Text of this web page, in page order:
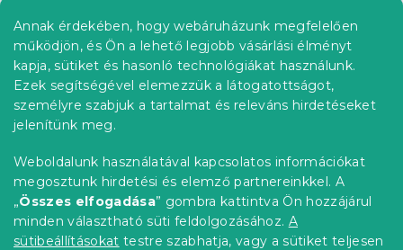
Annak érdekében, hogy webáruházunk megfelelően
működjön, és Ön a lehető legjobb vásárlási élményt
kapja, sütiket és hasonló technológiákat használunk.
Ezek segítségével elemezzük a látogatottságot,
személyre szabjuk a tartalmat és releváns hirdetéseket
jelenítünk meg.
Weboldalunk használatával kapcsolatos információkat
megosztunk hirdetési és elemző partnereinkkel. A
„Összes elfogadása” gombra kattintva Ön hozzájárul
minden választható süti feldolgozásához. A
sütibeállításokat testre szabhatja, vagy a sütiket teljesen
Laptop tok 17.3" EQUALIZER, zöld-
fekete
Raktáron(>10 db)
2 044 Ft
Újdonság
Kedvezménykupon
-10% "BTS10"